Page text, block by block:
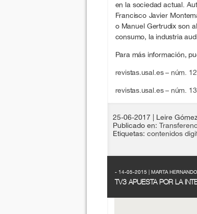
en la sociedad actual.
Francisco Javier
o Manuel Gertrudix son
consumo, la industria
Para más información,
revistas.usal.es – núm. 12
revistas.usal.es – núm. 13
25-06-2017
| Leire
Publicado en:
Etiquetas: contenidos
- 14-05-2015 | MARTA
TV3 APUESTA POR LA